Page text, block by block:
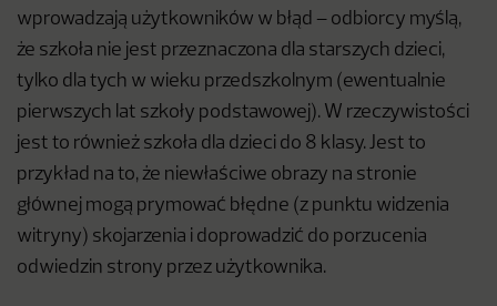
wprowadzają użytkowników w błąd – odbiorcy myślą,
że szkoła nie jest przeznaczona dla starszych dzieci,
tylko dla tych w wieku przedszkolnym (ewentualnie
pierwszych lat szkoły podstawowej). W rzeczywistości
jest to również szkoła dla dzieci do 8 klasy. Jest to
przykład na to, że niewłaściwe obrazy na stronie
głównej mogą prymować błędne (z punktu widzenia
witryny) skojarzenia i doprowadzić do porzucenia
odwiedzin strony przez użytkownika.